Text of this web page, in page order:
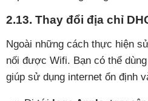
2.13. Thay đổi địa chỉ
Ngoài những cách thực hiện
nối được Wifi. Bạn có thể
giúp sử dụng internet ổn định